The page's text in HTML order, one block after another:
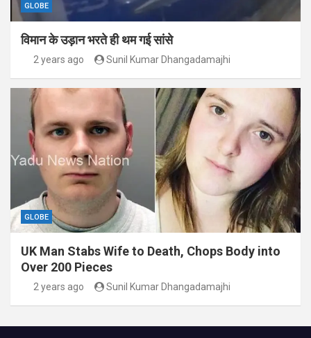
GLOBE
विमान के उड़ान भरते ही थम गई सांसे
2 years ago Sunil Kumar Dhangadamajhi
GLOBE
UK Man Stabs Wife to Death, Chops Body into
Over 200 Pieces
2 years ago Sunil Kumar Dhangadamajhi